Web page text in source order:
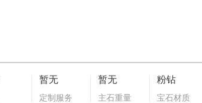
暂无
定制服务
暂无
主石重量
粉钻
宝石材质